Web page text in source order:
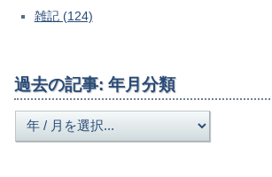
雑記 (124)
過去の記事: 年月分類